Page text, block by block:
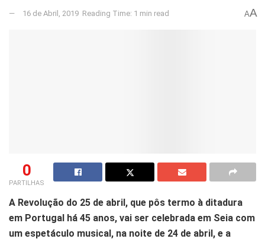
16 de Abril, 2019 Reading Time: 1 min read AA
0
PARTILHAS
A Revolução do 25 de abril, que pôs termo à ditadura
em Portugal há 45 anos, vai ser celebrada em Seia com
um espetáculo musical, na noite de 24 de abril, e a